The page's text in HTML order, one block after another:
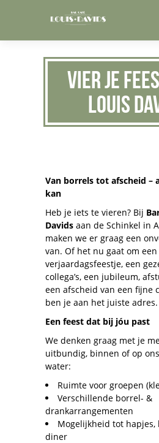
Vier je
Louis
Van borrels tot afscheid –
kan
Heb je iets te vieren? Bij
Davids aan de Schinkel in
maken we er graag een
van. Of het nu gaat om een
verjaardagsfeestje, een
collega’s, een jubileum,
een afscheid van een fijne
ben je aan het juiste adres.
Een feest dat bij jóu past
We denken graag met je
uitbundig, binnen of op
water:
Ruimte voor groepen
Verschillende borrel- &
drankarrangementen
Mogelijkheid tot
diner